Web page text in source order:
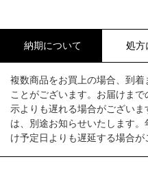
納期について 処方
複数商品をお買上の場合、到着
ことがございます。お届けま
示よりも遅れる場合がござい
は、別途お知らせいたします
け予定日よりも遅延する場合が